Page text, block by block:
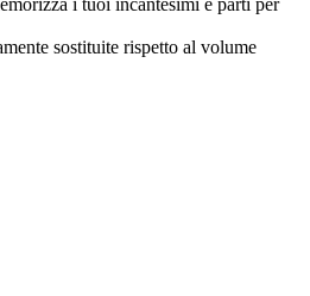
sostituite rispetto al volume